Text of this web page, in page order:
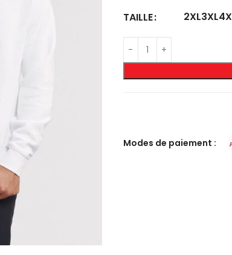
TAILLE
2XL3XL
Modes de paiement :